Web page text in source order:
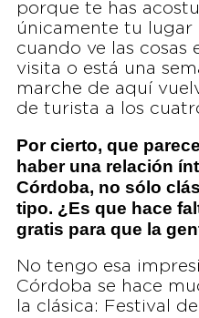
porque te has
únicamente tu lugar
cuando ve las cosas
visita o está una
marche de aquí
de turista a los
Por cierto, que
haber una relación
Córdoba, no sólo
tipo. ¿Es que hace
gratis para que la
No tengo esa
Córdoba se hace
la clásica: Festival